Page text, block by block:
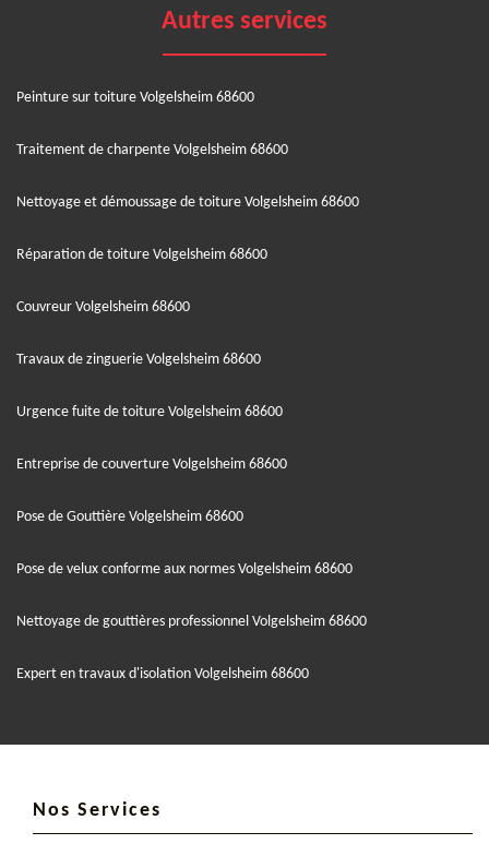
Autres services
Peinture sur toiture Volgelsheim 68600
Traitement de charpente Volgelsheim 68600
Nettoyage et démoussage de toiture Volgelsheim 68600
Réparation de toiture Volgelsheim 68600
Couvreur Volgelsheim 68600
Travaux de zinguerie Volgelsheim 68600
Urgence fuite de toiture Volgelsheim 68600
Entreprise de couverture Volgelsheim 68600
Pose de Gouttière Volgelsheim 68600
Pose de velux conforme aux normes Volgelsheim 68600
Nettoyage de gouttières professionnel Volgelsheim 68600
Expert en travaux d'isolation Volgelsheim 68600
Nos Services